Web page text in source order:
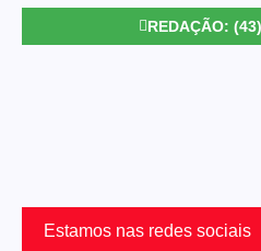
REDAÇÃO:
Estamos nas redes sociais